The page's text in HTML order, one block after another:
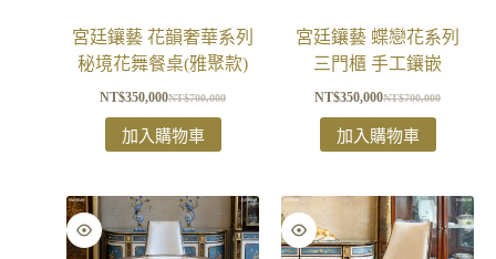
宮廷鑲藝 花韻奢華系列
秘境花舞餐桌(雅聚款)
NT$700,000
NT$350,000
加入購物車
宮廷鑲藝 蝶戀花系列
三門櫃 手工鑲嵌
NT$700,000
NT$350,000
加入購物車